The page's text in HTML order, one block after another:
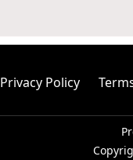
Privacy Policy